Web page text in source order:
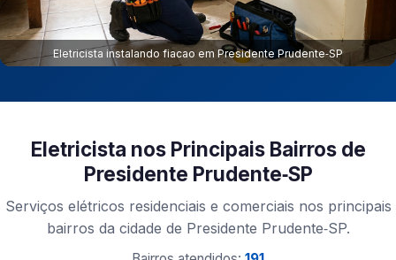
Eletricista instalando fiacao em Presidente Prudente‑SP
Eletricista nos Principais Bairros de
Presidente Prudente‑SP
Serviços elétricos residenciais e comerciais nos principais
bairros da cidade de Presidente Prudente‑SP.